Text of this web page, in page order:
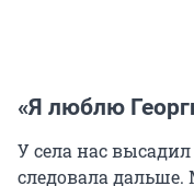
«Я люблю
У села нас
следовала дальше.